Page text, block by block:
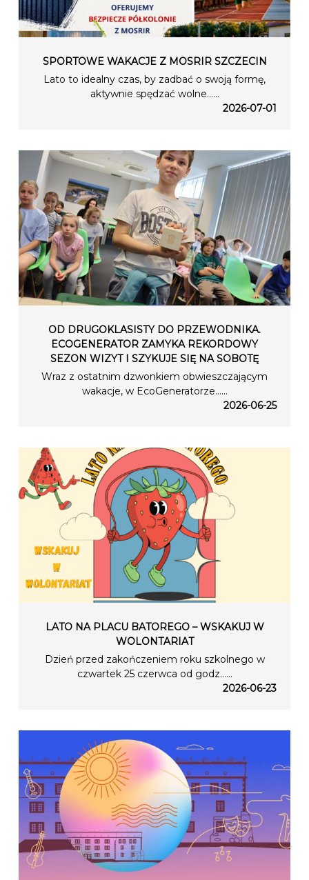
SPORTOWE WAKACJE Z MOSRIR SZCZECIN
Lato to idealny czas, by zadbać o swoją formę,
aktywnie spędzać wolne…...
2026-07-01
OD DRUGOKLASISTY DO PRZEWODNIKA.
ECOGENERATOR ZAMYKA REKORDOWY
SEZON WIZYT I SZYKUJE SIĘ NA SOBOTĘ
Wraz z ostatnim dzwonkiem obwieszczającym
wakacje, w EcoGeneratorze…...
2026-06-25
LATO NA PLACU BATOREGO – WSKAKUJ W
WOLONTARIAT
Dzień przed zakończeniem roku szkolnego w
czwartek 25 czerwca od godz…...
2026-06-23